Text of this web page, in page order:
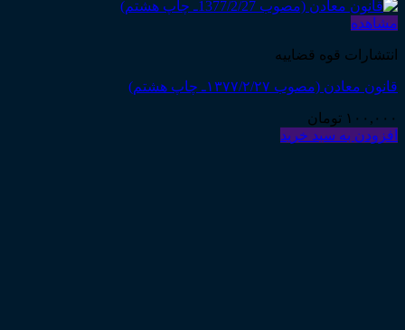
مشاهده
انتشارات قوه قضاییه
قانون معادن (مصوب ۱۳۷۷/۲/۲۷ـ چاپ هشتم)
۱۰۰,۰۰۰ تومان
افزودن به سبد خرید